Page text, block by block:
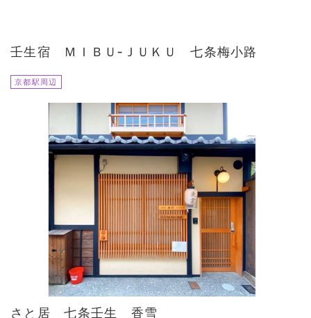
壬生宿 ＭＩＢＵ‐ＪＵＫＵ 七条梅小路
京都駅周辺
さと居 七条壬生 香雪